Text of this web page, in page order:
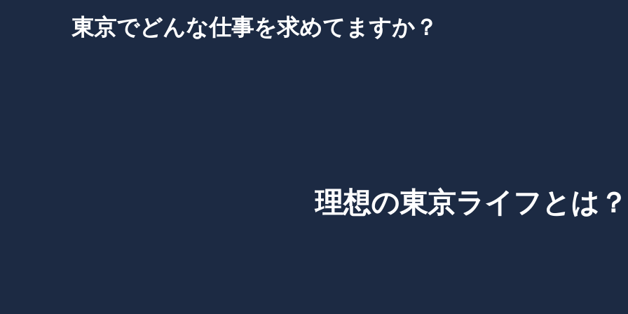
東京でどんな仕事を求めてますか？
理想の東京ライフとは？